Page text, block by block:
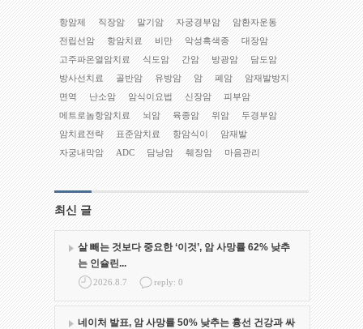
항암제 직장암 말기암 자궁경부암
암환자운동
전립선암
항암치료 비만 악성흑색종
대장암
고주파온열암치료
식도암 간암 방광암
담도암
방사선치료
골반암 유방암 암 폐암
암재발방지
면역
난소암 암식이요법 신장암
피부암
메트로놈항암치료
뇌암 육종암 위암
두경부암
암치료전략
표준암치료 항암식이
암재발
자궁내막암
ADC 담낭암 췌장암 마음관리
최신 글
살 빼는 것보다 중요한 ‘이것’, 암 사망률 62% 낮추
는 인슐린...
2026.8.7 reply: 0
네이처 발표, 암 사망률 50% 낮추는 흉선 건강과 싸